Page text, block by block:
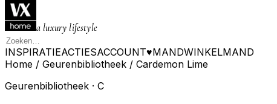
a luxury lifestyle
INSPIRATIEACTIESACCOUNT♥MANDWINKELMAND
Home / Geurenbibliotheek / Cardemon Lime
Geurenbibliotheek · C